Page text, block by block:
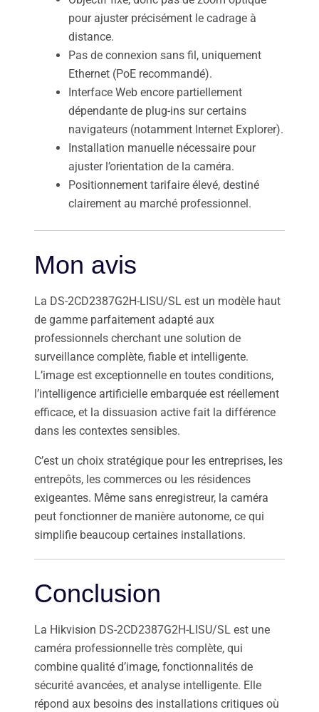
pour ajuster précisément le cadrage à
distance.
Pas de connexion sans fil, uniquement
Ethernet (PoE recommandé).
Interface Web encore partiellement
dépendante de plug-ins sur certains
navigateurs (notamment Internet Explorer).
Installation manuelle nécessaire pour
ajuster l’orientation de la caméra.
Positionnement tarifaire élevé, destiné
clairement au marché professionnel.
Mon avis
La DS-2CD2387G2H-LISU/SL est un modèle haut
de gamme parfaitement adapté aux
professionnels cherchant une solution de
surveillance complète, fiable et intelligente.
L’image est exceptionnelle en toutes conditions,
l’intelligence artificielle embarquée est réellement
efficace, et la dissuasion active fait la différence
dans les contextes sensibles.
C’est un choix stratégique pour les entreprises, les
entrepôts, les commerces ou les résidences
exigeantes. Même sans enregistreur, la caméra
peut fonctionner de manière autonome, ce qui
simplifie beaucoup certaines installations.
Conclusion
La Hikvision DS-2CD2387G2H-LISU/SL est une
caméra professionnelle très complète, qui
combine qualité d’image, fonctionnalités de
sécurité avancées, et analyse intelligente. Elle
répond aux besoins des installations critiques où